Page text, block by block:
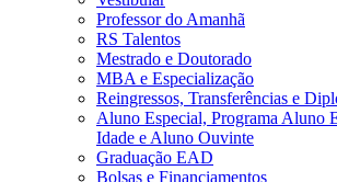
Professor do Amanhã
RS Talentos
Mestrado e Doutorado
MBA e Especialização
Reingressos, Transferências e
Aluno Especial, Programa Aluno
Idade e Aluno Ouvinte
Graduação EAD
Bolsas e Financiamentos